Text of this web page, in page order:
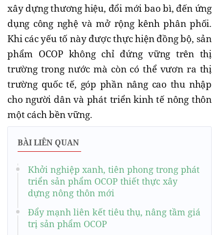
xây dựng thương hiệu, đổi mới bao bì, đến ứng
dụng công nghệ và mở rộng kênh phân phối.
Khi các yếu tố này được thực hiện đồng bộ, sản
phẩm OCOP không chỉ đứng vững trên thị
trường trong nước mà còn có thể vươn ra thị
trường quốc tế, góp phần nâng cao thu nhập
cho người dân và phát triển kinh tế nông thôn
một cách bền vững.
BÀI LIÊN QUAN
Khởi nghiệp xanh, tiên phong trong phát
triển sản phẩm OCOP thiết thực xây
dựng nông thôn mới
Đẩy mạnh liên kết tiêu thụ, nâng tầm giá
trị sản phẩm OCOP